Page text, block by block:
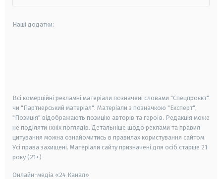
Наші додатки:
Всі комерційні рекламні матеріали позначені словами "Спецпроєкт"
чи "Партнерський матеріал". Матеріали з позначкою "Експерт",
"Позиція" відображають позицію авторів та героїв. Редакція може
не поділяти їхніх поглядів. Детальніше щодо реклами та правил
цитування можна ознайомитись в правилах користування сайтом.
Усі права захищені. Матеріали сайту призначені для осіб старше 21
року (21+)
Онлайн-медіа «24 Канал»